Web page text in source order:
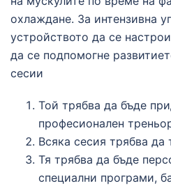
охлаждане. За интензивна
устройството да се
да се подпомогне
сесии
Той трябва да бъде
професионален
Всяка сесия трябва
Тя трябва да бъде
специални програми,